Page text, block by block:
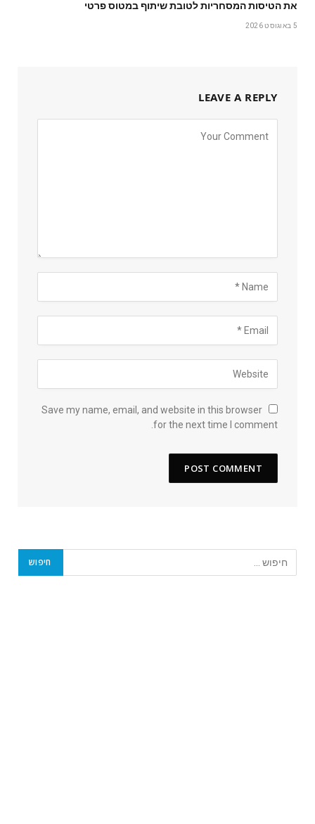
את הטיסות המסחריות לטובת שיתוף במטוס פרטי
5 באוגוסט 2026
LEAVE A REPLY
Save my name, email, and website in this browser
for the next time I comment.